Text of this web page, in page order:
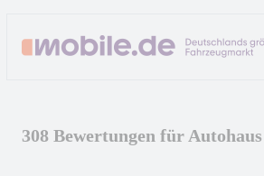
308 Bewertungen für